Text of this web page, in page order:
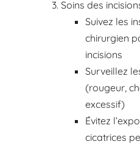
Soins des
Suivez les
chirurgien
incisions
Surveillez
(rougeur,
excessif)
Évitez
cicatrices